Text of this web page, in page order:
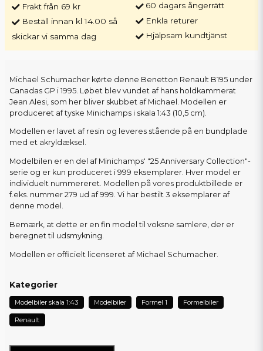
Frakt från 69 kr
Beställ innan kl 14.00 så
skickar vi samma dag
60 dagars ångerrätt
Enkla returer
Hjälpsam kundtjänst
Michael Schumacher kørte denne Benetton Renault B195 under
Canadas GP i 1995. Løbet blev vundet af hans holdkammerat
Jean Alesi, som her bliver skubbet af Michael. Modellen er
produceret af tyske Minichamps i skala 1:43 (10,5 cm).
Modellen er lavet af resin og leveres stående på en bundplade
med et akryldæksel.
Modelbilen er en del af Minichamps' "25 Anniversary Collection"-
serie og er kun produceret i 999 eksemplarer. Hver model er
individuelt nummereret. Modellen på vores produktbillede er
f.eks. nummer 279 ud af 999. Vi har bestilt 3 eksemplarer af
denne model.
Bemærk, at dette er en fin model til voksne samlere, der er
beregnet til udsmykning.
Modellen er officielt licenseret af Michael Schumacher.
Kategorier
Modelbiler skala 1:43 Modelbiler Formel 1 Formelbiler
Renault